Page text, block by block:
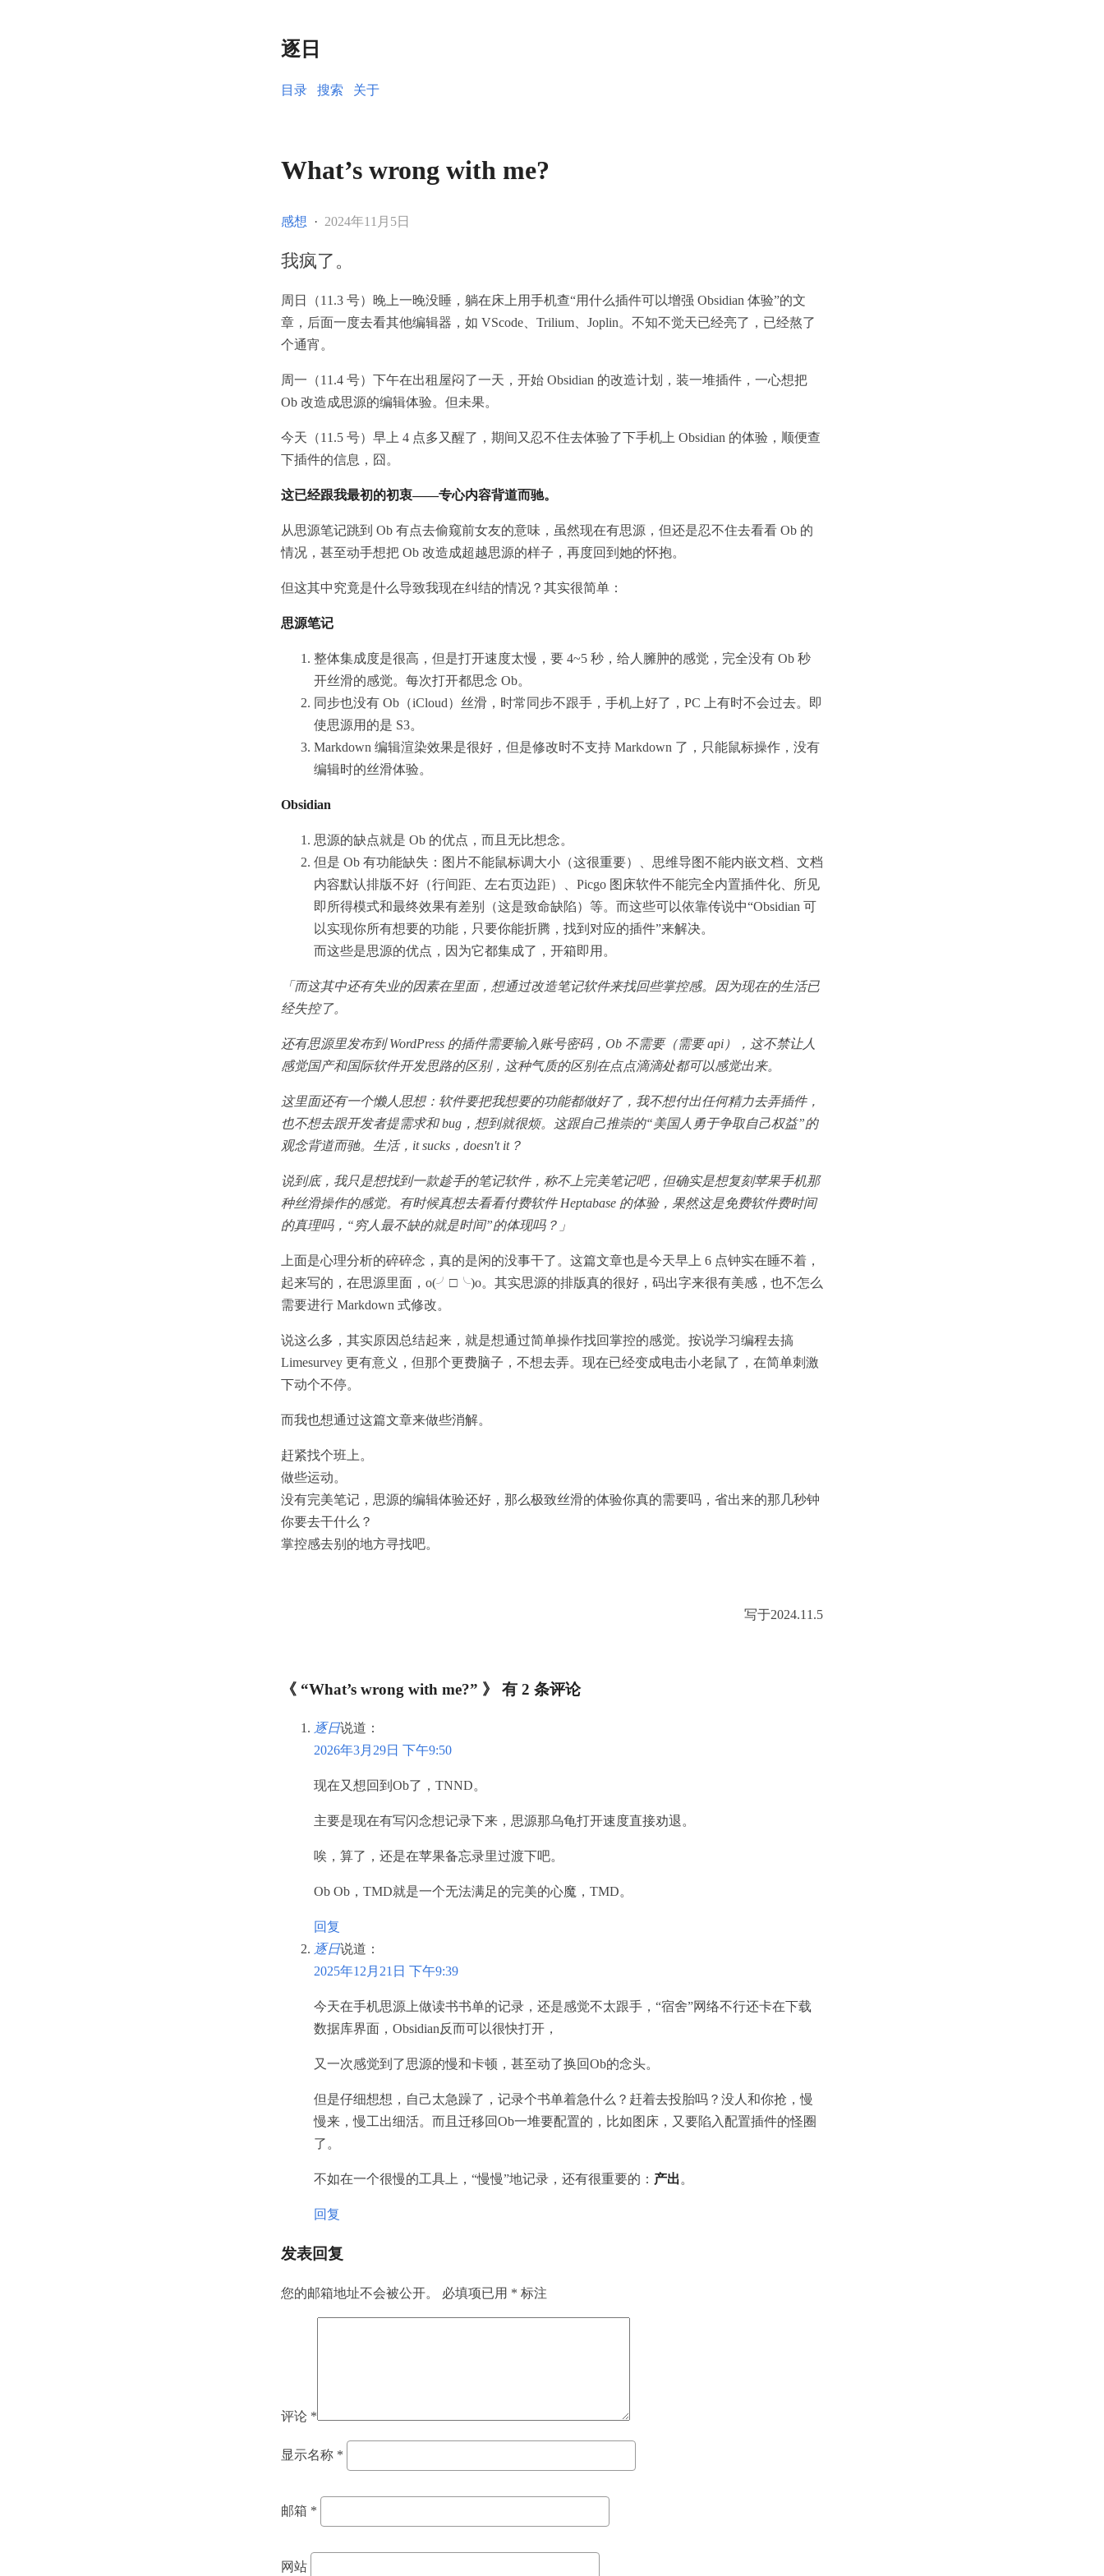
逐日
目录 搜索 关于
What’s wrong with me?
感想 · 2024年11月5日
我疯了。
周日（11.3 号）晚上一晚没睡，躺在床上用手机查“用什么插件可以增强 Obsidian 体验”的文
章，后面一度去看其他编辑器，如 VScode、Trilium、Joplin。不知不觉天已经亮了，已经熬了
个通宵。
周一（11.4 号）下午在出租屋闷了一天，开始 Obsidian 的改造计划，装一堆插件，一心想把
Ob 改造成思源的编辑体验。但未果。
今天（11.5 号）早上 4 点多又醒了，期间又忍不住去体验了下手机上 Obsidian 的体验，顺便查
下插件的信息，囧。
这已经跟我最初的初衷——专心内容背道而驰。
从思源笔记跳到 Ob 有点去偷窥前女友的意味，虽然现在有思源，但还是忍不住去看看 Ob 的
情况，甚至动手想把 Ob 改造成超越思源的样子，再度回到她的怀抱。
但这其中究竟是什么导致我现在纠结的情况？其实很简单：
思源笔记
整体集成度是很高，但是打开速度太慢，要 4~5 秒，给人臃肿的感觉，完全没有 Ob 秒
开丝滑的感觉。每次打开都思念 Ob。
同步也没有 Ob（iCloud）丝滑，时常同步不跟手，手机上好了，PC 上有时不会过去。即
使思源用的是 S3。
Markdown 编辑渲染效果是很好，但是修改时不支持 Markdown 了，只能鼠标操作，没有
编辑时的丝滑体验。
Obsidian
思源的缺点就是 Ob 的优点，而且无比想念。
但是 Ob 有功能缺失：图片不能鼠标调大小（这很重要）、思维导图不能内嵌文档、文档
内容默认排版不好（行间距、左右页边距）、Picgo 图床软件不能完全内置插件化、所见
即所得模式和最终效果有差别（这是致命缺陷）等。而这些可以依靠传说中“Obsidian 可
以实现你所有想要的功能，只要你能折腾，找到对应的插件”来解决。
而这些是思源的优点，因为它都集成了，开箱即用。
「而这其中还有失业的因素在里面，想通过改造笔记软件来找回些掌控感。因为现在的生活已
经失控了。
还有思源里发布到 WordPress 的插件需要输入账号密码，Ob 不需要（需要 api），这不禁让人
感觉国产和国际软件开发思路的区别，这种气质的区别在点点滴滴处都可以感觉出来。
这里面还有一个懒人思想：软件要把我想要的功能都做好了，我不想付出任何精力去弄插件，
也不想去跟开发者提需求和 bug，想到就很烦。这跟自己推崇的“美国人勇于争取自己权益”的
观念背道而驰。生活，it sucks，doesn't it？
说到底，我只是想找到一款趁手的笔记软件，称不上完美笔记吧，但确实是想复刻苹果手机那
种丝滑操作的感觉。有时候真想去看看付费软件 Heptabase 的体验，果然这是免费软件费时间
的真理吗，“穷人最不缺的就是时间”的体现吗？」
上面是心理分析的碎碎念，真的是闲的没事干了。这篇文章也是今天早上 6 点钟实在睡不着，
起来写的，在思源里面，o(╯□╰)o。其实思源的排版真的很好，码出字来很有美感，也不怎么
需要进行 Markdown 式修改。
说这么多，其实原因总结起来，就是想通过简单操作找回掌控的感觉。按说学习编程去搞
Limesurvey 更有意义，但那个更费脑子，不想去弄。现在已经变成电击小老鼠了，在简单刺激
下动个不停。
而我也想通过这篇文章来做些消解。
赶紧找个班上。
做些运动。
没有完美笔记，思源的编辑体验还好，那么极致丝滑的体验你真的需要吗，省出来的那几秒钟
你要去干什么？
掌控感去别的地方寻找吧。
写于2024.11.5
《 “What’s wrong with me?” 》 有 2 条评论
逐日说道：
2026年3月29日 下午9:50
现在又想回到Ob了，TNND。
主要是现在有写闪念想记录下来，思源那乌龟打开速度直接劝退。
唉，算了，还是在苹果备忘录里过渡下吧。
Ob Ob，TMD就是一个无法满足的完美的心魔，TMD。
回复
逐日说道：
2025年12月21日 下午9:39
今天在手机思源上做读书书单的记录，还是感觉不太跟手，“宿舍”网络不行还卡在下载
数据库界面，Obsidian反而可以很快打开，
又一次感觉到了思源的慢和卡顿，甚至动了换回Ob的念头。
但是仔细想想，自己太急躁了，记录个书单着急什么？赶着去投胎吗？没人和你抢，慢
慢来，慢工出细活。而且迁移回Ob一堆要配置的，比如图床，又要陷入配置插件的怪圈
了。
不如在一个很慢的工具上，“慢慢”地记录，还有很重要的： 产出。
回复
发表回复
您的邮箱地址不会被公开。 必填项已用 * 标注
评论 *
显示名称 *
邮箱 *
网站